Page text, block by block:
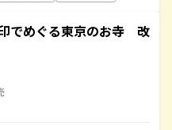
でめぐる東京のお寺 改